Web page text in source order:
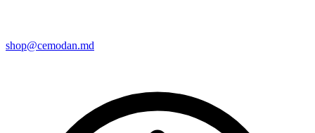
shop@cemodan.md